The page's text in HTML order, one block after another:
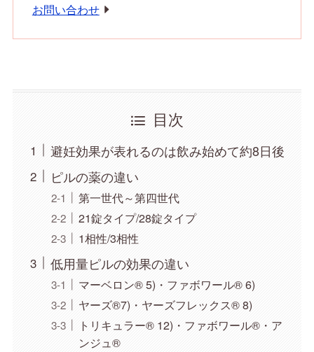
お問い合わせ
目次
避妊効果が表れるのは飲み始めて約8日後
ピルの薬の違い
第一世代～第四世代
21錠タイプ/28錠タイプ
1相性/3相性
低用量ピルの効果の違い
マーベロン® 5)・ファボワール® 6)
ヤーズ®7)・ヤーズフレックス® 8)
トリキュラー® 12)・ファボワール®・ア
ンジュ®